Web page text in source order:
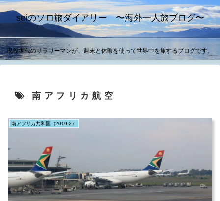
seiのソロ旅ダイアリー 〜海外一人旅ブログ〜
現役世代のサラリーマンが、週末と休暇を使って世界中を旅するブログです。
南アフリカ航空
南アフリカ共和国（2019.2）